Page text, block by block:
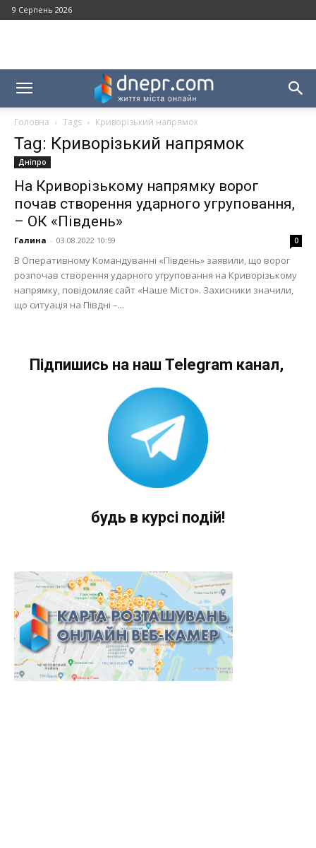
9 Серпень 2026
Головна Tags Криворізький напрямок
Tag: Криворізький напрямок
Дніпро
На Криворізькому напрямку ворог
почав створення ударного угруповання,
– ОК «Південь»
Галина - 03.08.2022 10:59 0
В Оперативному Командуванні «Південь» заявили, що ворог
розпочав створення ударного угруповання на Криворізькому
напрямку, повідомляє сайт «Наше Місто». Захисники значили,
що ситуація на Півдні –...
Підпишись на наш Telegram канал,
будь в курсі подій!